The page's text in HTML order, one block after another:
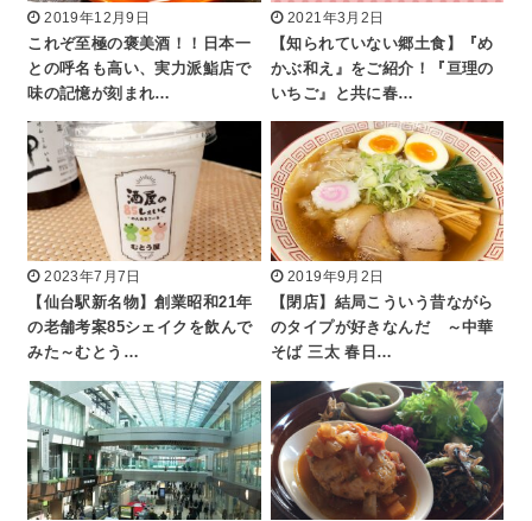
2019年12月9日
これぞ至極の褒美酒！！日本一
との呼名も高い、実力派鮨店で
味の記憶が刻まれ…
2021年3月2日
【知られていない郷土食】『め
かぶ和え』をご紹介！『亘理の
いちご』と共に春…
2023年7月7日
【仙台駅新名物】創業昭和21年
の老舗考案85シェイクを飲んで
みた～むとう…
2019年9月2日
【閉店】結局こういう昔ながら
のタイプが好きなんだ ～中華
そば 三太 春日…